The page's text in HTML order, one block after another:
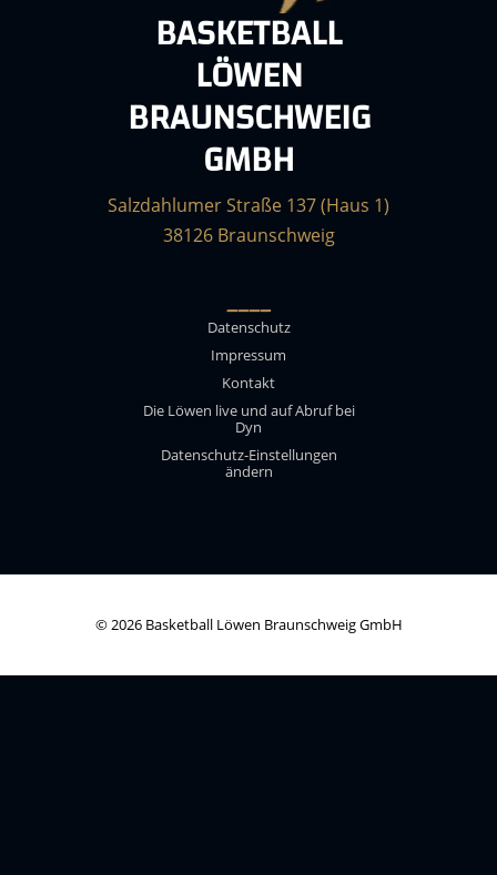
BASKETBALL
LÖWEN
BRAUNSCHWEIG
GMBH
Salzdahlumer Straße 137 (Haus 1)
38126 Braunschweig
____
Datenschutz
Impressum
Kontakt
Die Löwen live und auf Abruf bei
Dyn
Datenschutz-Einstellungen
ändern
© 2026 Basketball Löwen Braunschweig GmbH